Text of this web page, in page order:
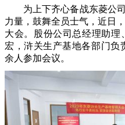
为上下齐心备战东菱公
力量，鼓舞全员士气，近日
大会。股份公司总经理助
宏，浒关生产基地各部门负
余人参加会议。